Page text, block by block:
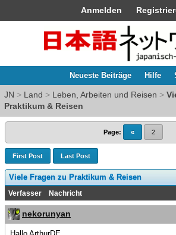
Anmelden
Neueste Beiträge Hilfe
JN > Land > Leben, Arbeiten und Reisen >
Praktikum & Reisen
Page: « 2
First Post Last Post
Viele Fragen zu Praktikum & Reisen
Verfasser Nachricht
nekorunyan